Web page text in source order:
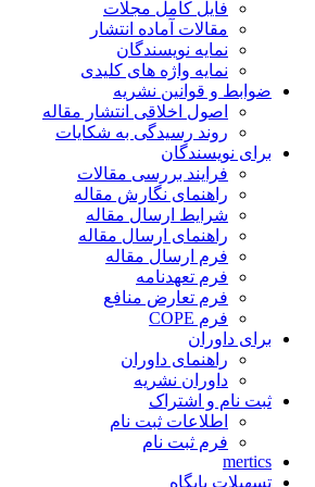
فایل کامل مجلات
مقالات آماده انتشار
نمایه نویسندگان
نمایه واژه های کلیدی
ضوابط و قوانین نشریه
اصول اخلاقی انتشار مقاله
روند رسیدگی به شکایات
برای نویسندگان
فرایند بررسی مقالات
راهنمای نگارش مقاله
شرایط ارسال مقاله
راهنمای ارسال مقاله
فرم ارسال مقاله
فرم تعهدنامه
فرم تعارض منافع
فرم COPE
برای داوران
راهنمای داوران
داوران نشریه
ثبت نام و اشتراک
اطلاعات ثبت نام
فرم ثبت نام
mertics
تسهیلات پایگاه